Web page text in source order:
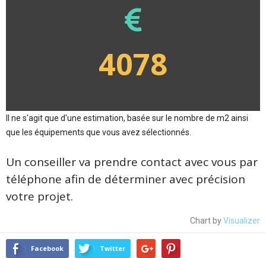
4078
Il ne s'agit que d'une estimation, basée sur le nombre de m2 ainsi
que les équipements que vous avez sélectionnés.
Un conseiller va prendre contact avec vous par
téléphone afin de déterminer avec précision
votre projet.
Chart byVisualizer
Facebook Twitter